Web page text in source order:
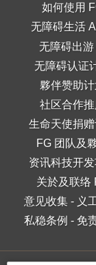
如何使用
无障碍生活
无障碍出游
无障碍认证
夥伴赞助计
社区合作
生命天使捐赠
FG 团队及
资讯科技开发
关於及联络
意见收集 - 义
私稳条例 - 免